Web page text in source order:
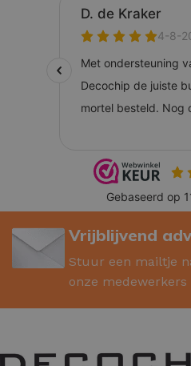
Vrijblijvend
Stuur een mailtje
onze